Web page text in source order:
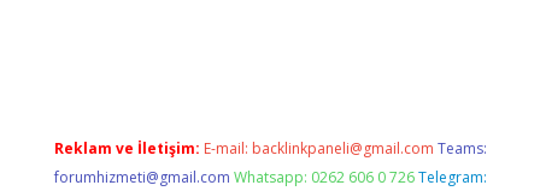
Reklam ve İletişim: E-mail: backlinkpaneli@gmail.com Teams:
forumhizmeti@gmail.com Whatsapp: 0262 606 0 726 Telegram: